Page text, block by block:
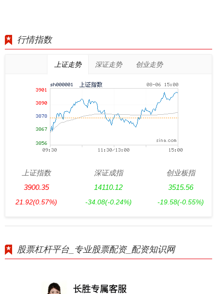
行情指数
上证走势 深证走势 创业走势
上证指数
3900.35
21.92(0.57%)
深证成指
14110.12
-34.08(-0.24%)
创业板指
3515.56
-19.58(-0.55%)
股票杠杆平台_专业股票配资_配资知识网